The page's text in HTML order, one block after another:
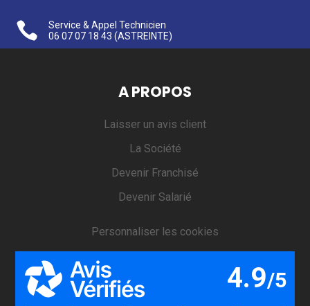

Service & Appel Technicien
06 07 07 18 43 (ASTREINTE)
A PROPOS
Laisser un avis client
La Société
Devenir Franchisé
Devenir Salarié
Personnaliser les cookies